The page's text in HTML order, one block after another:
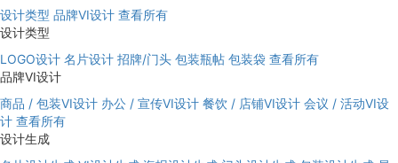
设计类型 品牌VI设计 查看所有
设计类型
LOGO设计 名片设计 招牌/门头 包装瓶帖 包装袋 查看所有
品牌VI设计
商品 / 包装VI设计 办公 / 宣传VI设计 餐饮 / 店铺VI设计 会议 / 活动VI设
计 查看所有
设计生成